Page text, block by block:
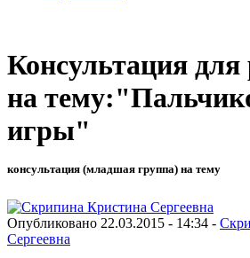
Консультация для
на
игры"
консультация (младшая группа) на тему
Опубликовано 22.03.2015 - 14:34 -
Сергеевна